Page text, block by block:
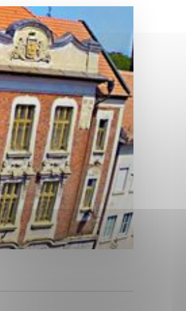
cookies
cookies